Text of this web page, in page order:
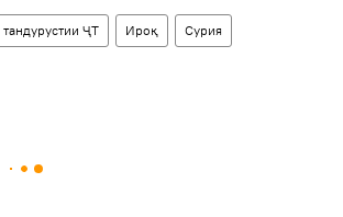
тандурустии ҶТ Ироқ Сурия